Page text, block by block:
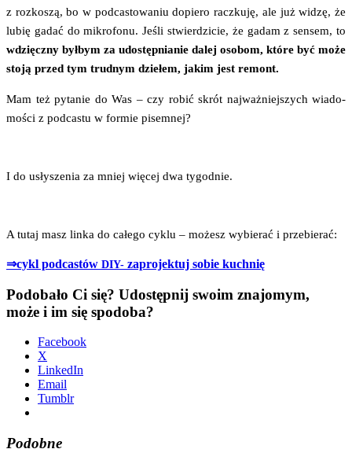
z roz­ko­szą, bo w pod­ca­sto­wa­niu dopie­ro racz­ku­ję, ale już widzę, że
lubię gadać do mikro­fo­nu. Jeśli stwier­dzi­cie, że gadam z sen­sem, to
wdzięcz­ny był­bym za udo­stęp­nia­nie dalej oso­bom, któ­re być może
sto­ją przed tym trud­nym dzie­łem, jakim jest remont.
Mam też pyta­nie do Was – czy robić skrót naj­waż­niej­szych wia­do­
mo­ści z pod­ca­stu w for­mie pisemnej?
I do usły­sze­nia za mniej wię­cej dwa tygodnie.
A tutaj masz lin­ka do całe­go cyklu – możesz wybie­rać i przebierać:
⇒cykl pod­ca­stów DIY- zapro­jek­tuj sobie kuchnię
Podobało Ci się? Udostępnij swoim znajomym,
może i im się spodoba?
Face­bo­ok
X
Lin­ke­dIn
Ema­il
Tum­blr
Podobne